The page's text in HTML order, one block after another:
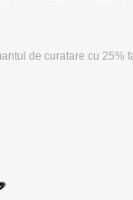
de curatare cu 25%